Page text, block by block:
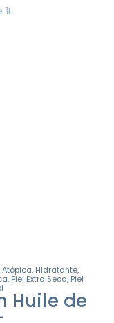
, Hidratante,
, Piel Extra Seca, Piel
Huile de